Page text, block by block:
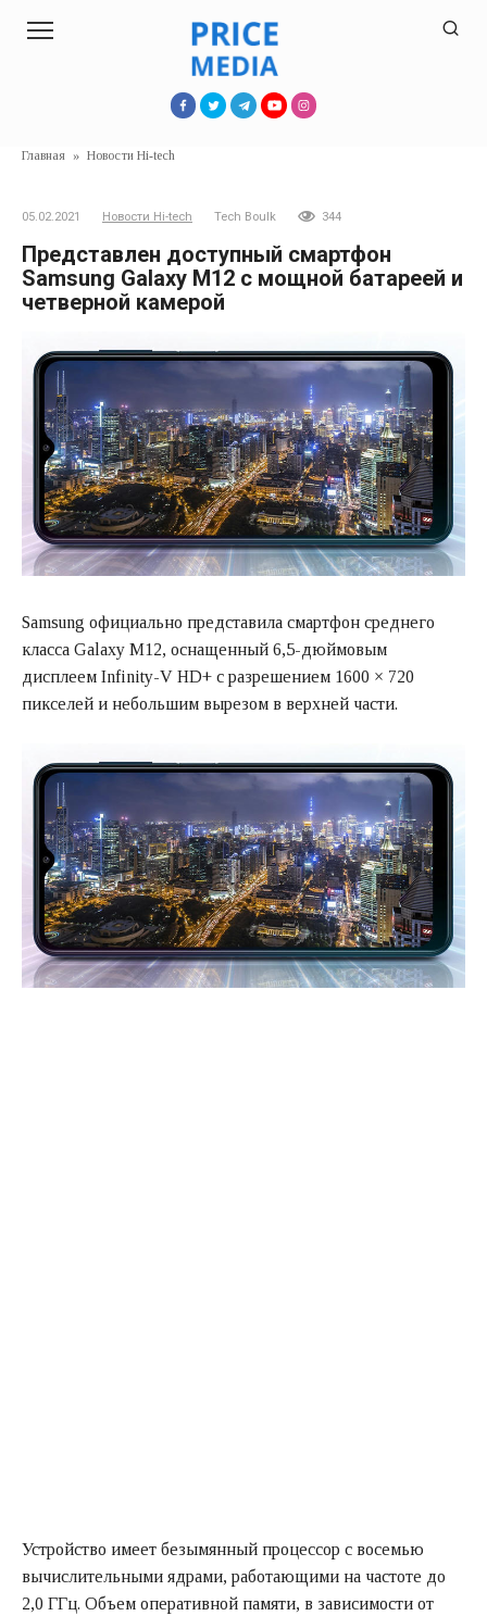
Главная » Новости Hi-tech
05.02.2021 Новости Hi-tech Tech Boulk 344
Представлен доступный смартфон
Samsung Galaxy M12 с мощной батареей и
четверной камерой
Samsung официально представила смартфон среднего
класса Galaxy M12, оснащенный 6,5-дюймовым
дисплеем Infinity-V HD+ с разрешением 1600 × 720
пикселей и небольшим вырезом в верхней части.
Устройство имеет безымянный процессор с восемью
вычислительными ядрами, работающими на частоте до
2,0 ГГц. Объем оперативной памяти, в зависимости от